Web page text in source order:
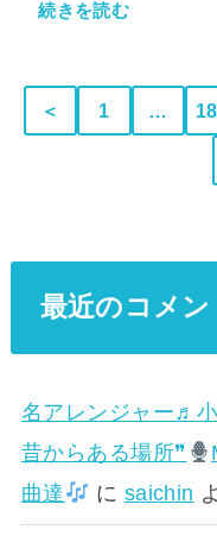
続きを読む
＜ 1 …
最近のコメン
名アレンジャー♬
昔からある場所❞
曲達
に saichin